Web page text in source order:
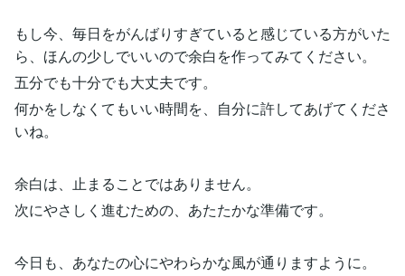
もし今、毎日をがんばりすぎていると感じている方がいた
ら、ほんの少しでいいので余白を作ってみてください。
五分でも十分でも大丈夫です。
何かをしなくてもいい時間を、自分に許してあげてくださ
いね。
余白は、止まることではありません。
次にやさしく進むための、あたたかな準備です。
今日も、あなたの心にやわらかな風が通りますように。